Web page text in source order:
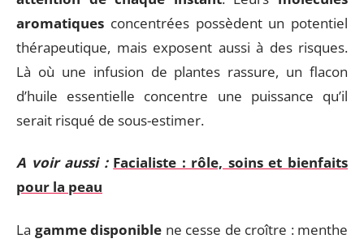
aromatiques concentrées possèdent un potentiel
thérapeutique, mais exposent aussi à des risques.
Là où une infusion de plantes rassure, un flacon
d’huile essentielle concentre une puissance qu’il
serait risqué de sous-estimer.
A voir aussi : Facialiste : rôle, soins et bienfaits
pour la peau
La gamme disponible ne cesse de croître : menthe